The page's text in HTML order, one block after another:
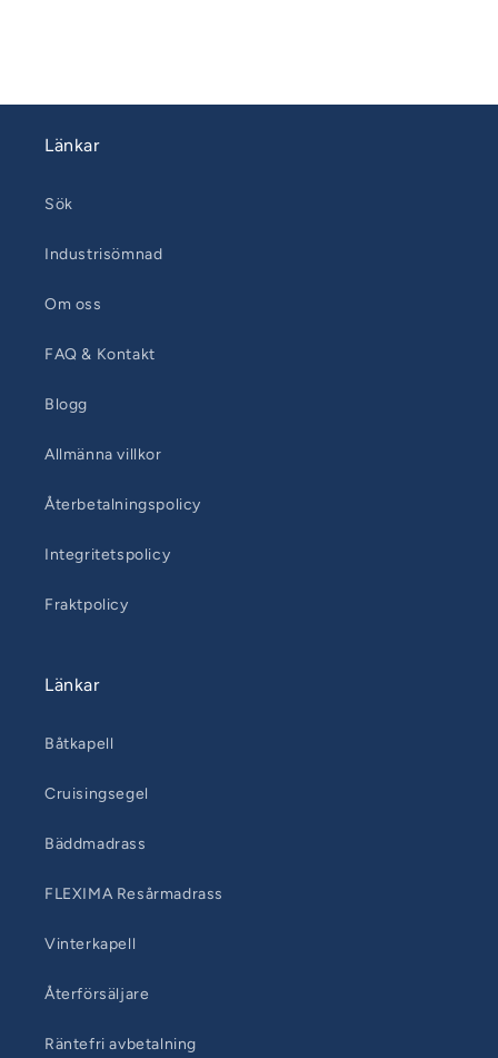
Länkar
Sök
Industrisömnad
Om oss
FAQ & Kontakt
Blogg
Allmänna villkor
Återbetalningspolicy
Integritetspolicy
Fraktpolicy
Länkar
Båtkapell
Cruisingsegel
Bäddmadrass
FLEXIMA Resårmadrass
Vinterkapell
Återförsäljare
Räntefri avbetalning